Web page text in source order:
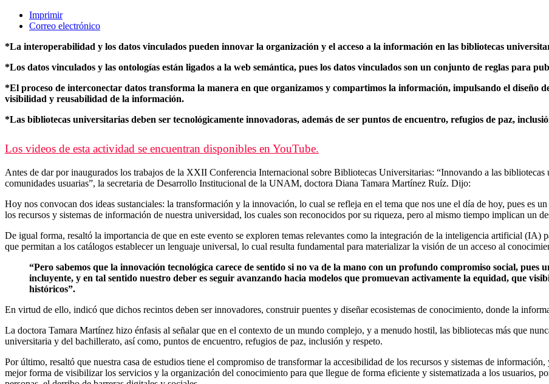
Imprimir
Correo electrónico
*La interoperabilidad y los datos vinculados pueden innovar la organización y el acceso a la información en las bibliotecas
*Los datos vinculados y las ontologías están ligados a la web semántica, pues los datos vinculados son un conjunto de reglas para
*El proceso de interconectar datos transforma la manera en que organizamos y compartimos la información, impulsando el diseño
visibilidad y reusabilidad de la información.
*Las bibliotecas universitarias deben ser tecnológicamente innovadoras, además de ser puntos de encuentro, refugios de paz,
Los videos de esta actividad se encuentran disponibles en YouTube.
Antes de dar por inaugurados los trabajos de la XXII Conferencia Internacional sobre Bibliotecas Universitarias: “Innovando a las
comunidades usuarias”, la secretaria de Desarrollo Institucional de la UNAM, doctora Diana Tamara Martínez Ruíz. Dijo:
Hoy nos convocan dos ideas sustanciales: la transformación y la innovación, lo cual se refleja en el tema que nos une el día de hoy, pues es
los recursos y sistemas de información de nuestra universidad, los cuales son reconocidos por su riqueza, pero al mismo tiempo implican un
De igual forma, resaltó la importancia de que en este evento se exploren temas relevantes como la integración de la inteligencia artificial (IA)
que permitan a los catálogos establecer un lenguaje universal, lo cual resulta fundamental para materializar la visión de un acceso al
“Pero sabemos que la innovación tecnológica carece de sentido si no va de la mano con un profundo compromiso social, pues
incluyente, y en tal sentido nuestro deber es seguir avanzando hacia modelos que promuevan activamente la equidad, que
históricos”.
En virtud de ello, indicó que dichos recintos deben ser innovadores, construir puentes y diseñar ecosistemas de conocimiento, donde la
La doctora Tamara Martínez hizo énfasis al señalar que en el contexto de un mundo complejo, y a menudo hostil, las bibliotecas más que
universitaria y del bachillerato, así como, puntos de encuentro, refugios de paz, inclusión y respeto.
Por último, resaltó que nuestra casa de estudios tiene el compromiso de transformar la accesibilidad de los recursos y sistemas de
mejor forma de visibilizar los servicios y la organización del conocimiento para que llegue de forma eficiente y sistematizada a los usuarios,